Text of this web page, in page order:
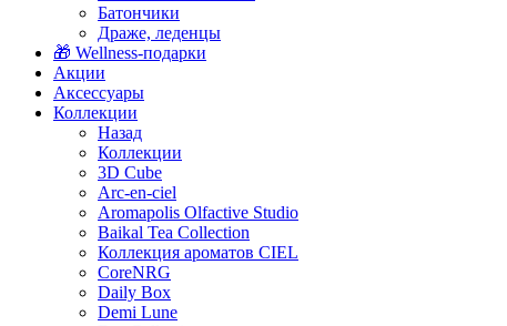
Батончики
Драже, леденцы
🎁 Wellness-подарки
Акции
Аксессуары
Коллекции
Назад
Коллекции
3D Cube
Arc-en-ciel
Aromapolis Olfactive Studio
Baikal Tea Collection
Коллекция ароматов CIEL
СoreNRG
Daily Box
Demi Lune